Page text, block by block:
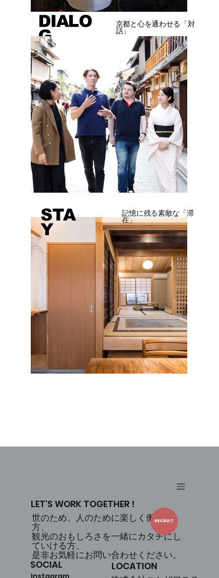
DIALO
G
京都と心を通わせる「対
話」
STA
Y
記憶に残る素敵な「滞
在」
LOCATION
SOCIAL
Instagram
LET'S WORK TOGETHER !
世のため、人のために楽しく働ける
方、
観光のおもしろさを一緒にカタチにし
ていける方、
是非お気軽にお問い合わせください。
RECRUIT